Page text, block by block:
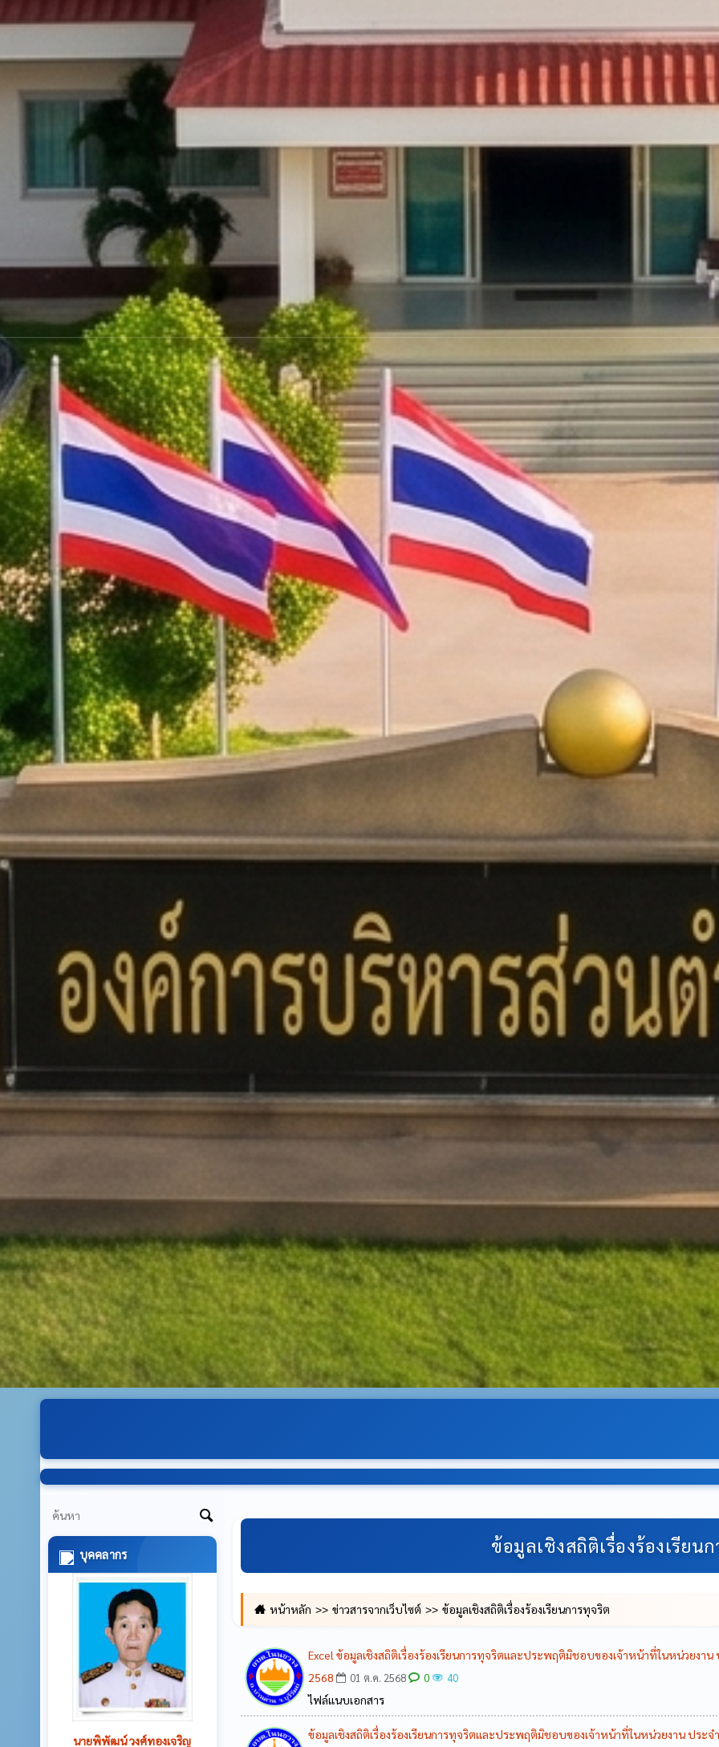
ข้อมูลเชิงสถิติเรื่องร้องเรียน
หน้าหลัก ข่าวสารจากเว็บไซต์ ข้อมูลเชิงสถิติเรื่องร้องเรียนการทุจริต
Excel ข้อมูลเชิงสถิติเรื่องร้องเรียนการทุจริตและประพฤติมิชอบของเจ้าหน้าที่ในหน่วยงา
2568
01 ต.ค. 2568 0 40
ไฟล์แนบเอกสาร
ข้อมูลเชิงสถิติเรื่องร้องเรียนการทุจริตและประพฤติมิชอบของเจ้าหน้าที่ในหน่วยงาน ประ
บุคคลากร
นายวรศักดิ์ วงศ์ทองเจริญ